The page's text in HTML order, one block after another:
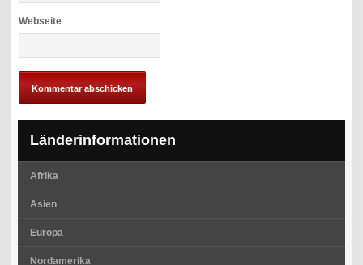
Webseite
Länderinformationen
Afrika
Asien
Europa
Nordamerika